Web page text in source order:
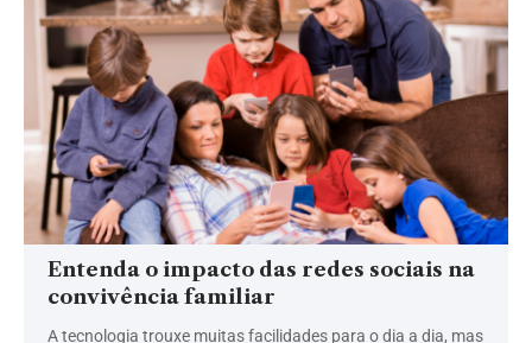
Entenda o impacto das redes sociais na
convivência familiar
A tecnologia trouxe muitas facilidades para o dia a dia, mas